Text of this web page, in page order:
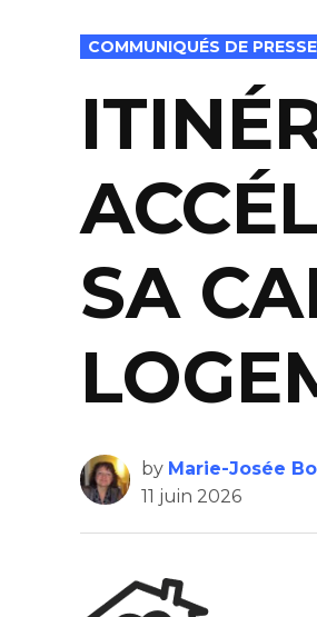
POSTED
IN
COMMUNIQUÉS DE PRESSE
SA
by Marie-Josée
11 juin 2026